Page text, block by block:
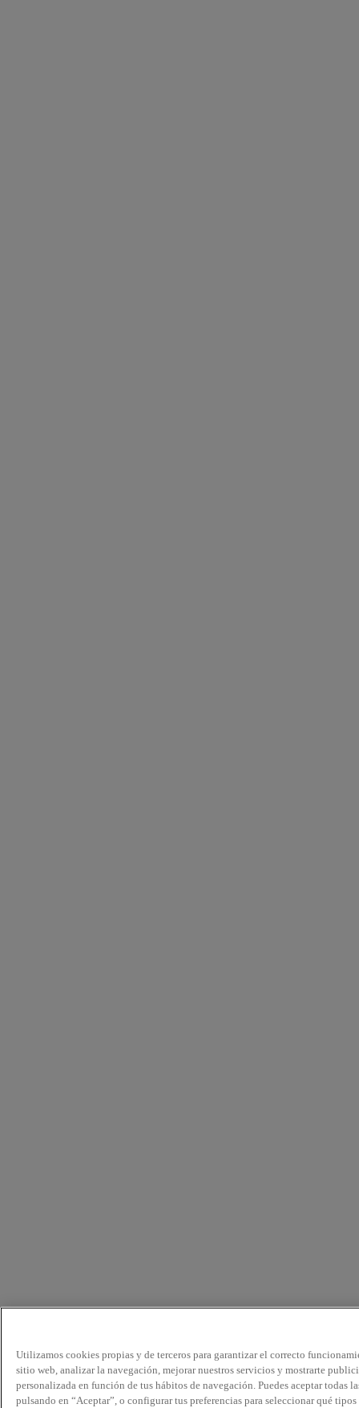
Utilizamos cookies propias y de terceros para garantizar el correcto
sitio web, analizar la navegación, mejorar nuestros servicios y mostrarte
personalizada en función de tus hábitos de navegación. Puedes aceptar todas
pulsando en “Aceptar”, o configurar tus preferencias para seleccionar qué tipos